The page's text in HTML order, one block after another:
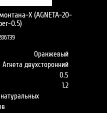
X (AGNETA-20-
0.5)
Оранжевый
Агнета двухсторонний
0.5
1.2